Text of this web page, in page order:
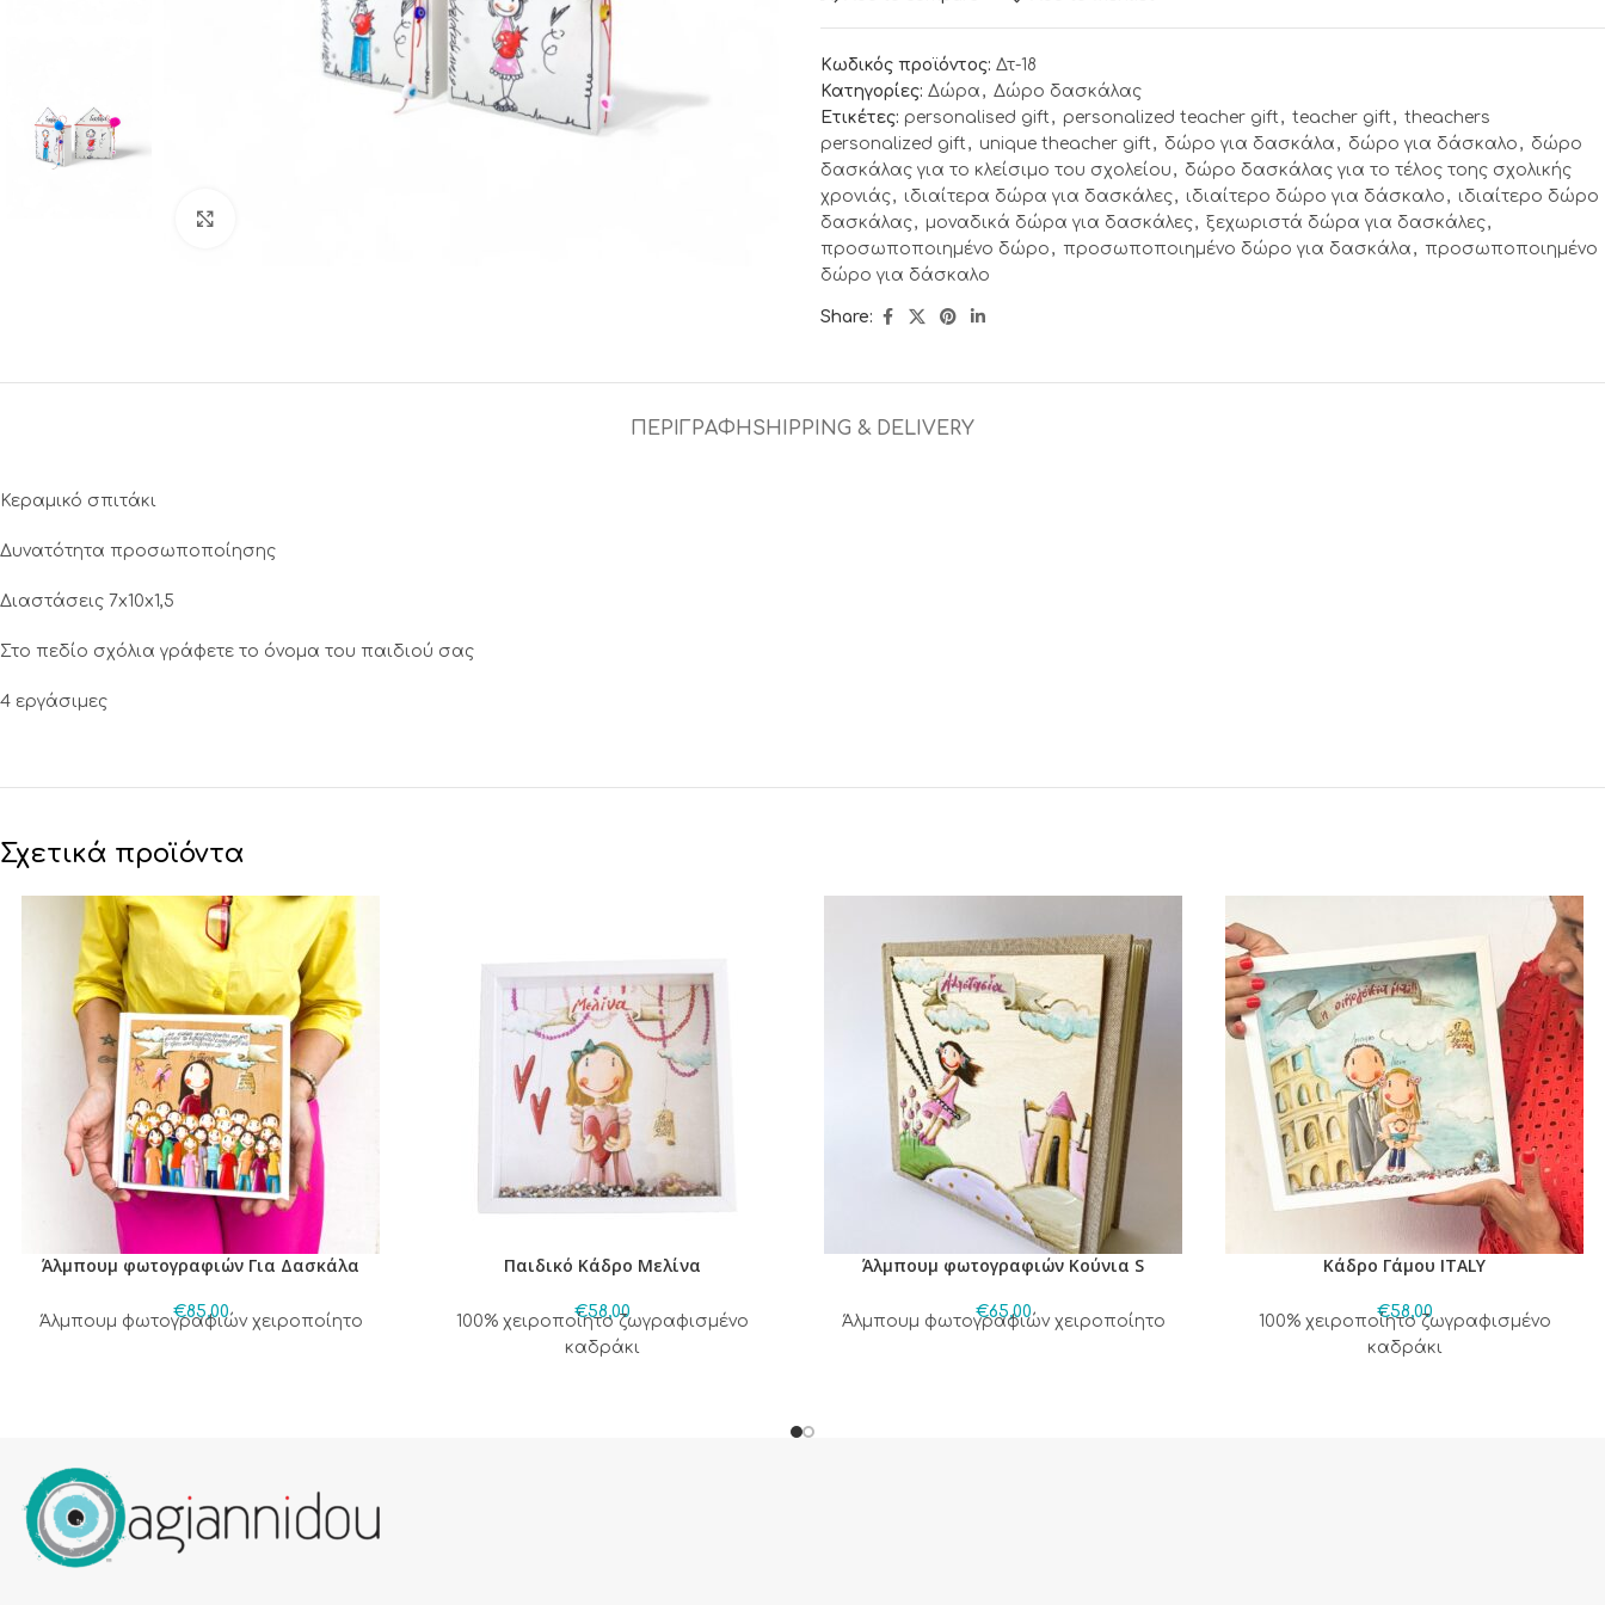
Κωδικός προϊόντος: Δτ-18
Κατηγορίες: Δώρα , Δώρο δασκάλας
Ετικέτες: personalised gift, personalized teacher gift, teacher gift, theachers
personalized gift, unique theacher gift, δώρο για δασκάλα , δώρο για δάσκαλο , δώρο
δασκάλας για το κλείσιμο του σχολείου , δώρο δασκάλας για το τέλος τοης σχολικής
χρονιάς, ιδιαίτερα δώρα για δασκάλες, ιδιαίτερο δώρο για δάσκαλο , ιδιαίτερο δώρο
δασκάλας, μοναδικά δώρα για δασκάλες, ξεχωριστά δώρα για δασκάλες,
προσωποποιημένο δώρο , προσωποποιημένο δώρο για δασκάλα , προσωποποιημένο
δώρο για δάσκαλο
Share:
ΠΕΡΙΓΡΑΦΉ SHIPPING & DELIVERY
Κεραμικό σπιτάκι
Δυνατότητα προσωποποίησης
Διαστάσεις 7x10x1,5
Στο πεδίο σχόλια γράφετε το όνομα του παιδιού σας
4 εργάσιμες
Σχετικά προϊόντα
Άλμπουμ φωτογραφιών Για Δασκάλα
€85,00
Άλμπουμ φωτογραφιών χειροποίητο
Παιδικό Κάδρο Μελίνα
€58,00
100% χειροποίητο ζωγραφισμένο
καδράκι
Άλμπουμ φωτογραφιών Κούνια S
€65,00
Άλμπουμ φωτογραφιών χειροποίητο
Κάδρο Γάμου ITALY
€58,00
100% χειροποίητο ζωγραφισμένο
καδράκι